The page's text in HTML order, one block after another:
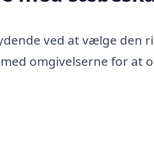
ved at vælge den
omgivelserne for at